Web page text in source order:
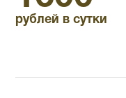
рублей в сутки